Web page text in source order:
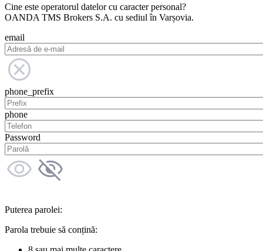
Cine este operatorul datelor cu caracter personal?
OANDA TMS Brokers S.A. cu sediul în Varșovia.
email
phone_prefix
phone
Password
Puterea parolei:
Parola trebuie să conțină: